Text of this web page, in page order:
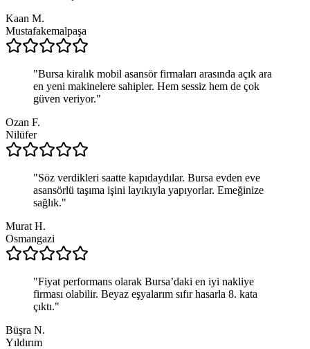
Kaan M.
Mustafakemalpaşa
"Bursa kiralık mobil asansör firmaları arasında açık ara
en yeni makinelere sahipler. Hem sessiz hem de çok
güven veriyor."
Ozan F.
Nilüfer
"Söz verdikleri saatte kapıdaydılar. Bursa evden eve
asansörlü taşıma işini layıkıyla yapıyorlar. Emeğinize
sağlık."
Murat H.
Osmangazi
"Fiyat performans olarak Bursa’daki en iyi nakliye
firması olabilir. Beyaz eşyalarım sıfır hasarla 8. kata
çıktı."
Büşra N.
Yıldırım